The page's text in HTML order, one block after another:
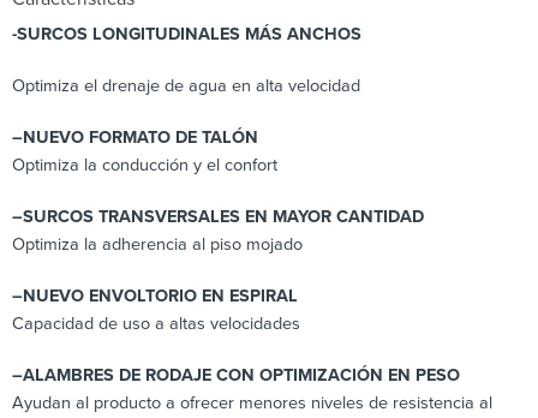
-SURCOS LONGITUDINALES MÁS ANCHOS
Optimiza el drenaje de agua en alta velocidad
–NUEVO FORMATO DE TALÓN
Optimiza la conducción y el confort
–SURCOS TRANSVERSALES EN MAYOR CANTIDAD
Optimiza la adherencia al piso mojado
–NUEVO ENVOLTORIO EN ESPIRAL
Capacidad de uso a altas velocidades
–ALAMBRES DE RODAJE CON OPTIMIZACIÓN EN PESO
Ayudan al producto a ofrecer menores niveles de resistencia al